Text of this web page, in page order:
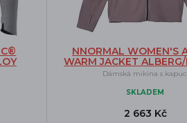
NNORMAL WOMEN'S
WARM JACKET
Dámská mikina s
SKLADEM
2 663 Kč